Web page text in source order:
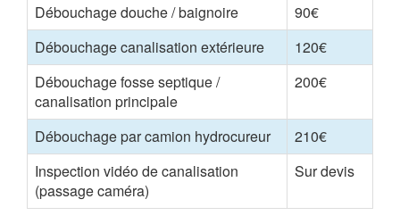
Débouchage douche / baignoire
90€
Débouchage canalisation extérieure
120€
Débouchage fosse septique /
canalisation principale
200€
Débouchage par camion hydrocureur
210€
Inspection vidéo de canalisation
(passage caméra)
Sur devis